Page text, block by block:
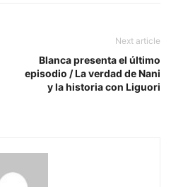
Next article
Blanca presenta el último
episodio / La verdad de Nani
y la historia con Liguori